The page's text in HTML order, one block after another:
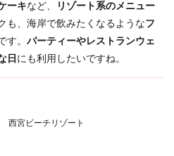
ーキなど、
リゾート系のメニュー
も、海岸で飲みたくなるようなフ
す。 パーティーやレストランウェ
日にも利用したいですね。
西宮ビーチリゾート